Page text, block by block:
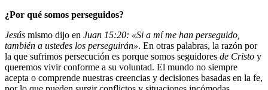
¿Por qué somos perseguidos?
Jesús mismo dijo en Juan 15:20: «Si a mí me han perseguido,
también a ustedes los perseguirán». En otras palabras, la razón por
la que sufrimos persecución es porque somos seguidores de Cristo y
queremos vivir conforme a su voluntad. El mundo no siempre
acepta o comprende nuestras creencias y decisiones basadas en la fe,